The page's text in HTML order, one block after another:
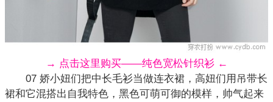
→ 点击这里购买——纯色宽松针织衫 ←
07 娇小妞们把中长毛衫当做连衣裙，高妞们用吊带长
裙和它混搭出自我特色，黑色可萌可御的模样，帅气起来